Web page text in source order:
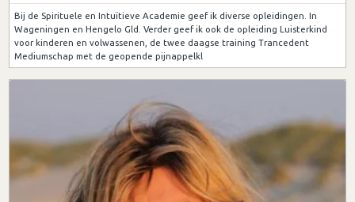
Bij de Spirituele en Intuïtieve Academie geef ik diverse opleidingen. In
Wageningen en Hengelo Gld. Verder geef ik ook de opleiding Luisterkind
voor kinderen en volwassenen, de twee daagse training Trancedent
Mediumschap met de geopende pijnappelkl